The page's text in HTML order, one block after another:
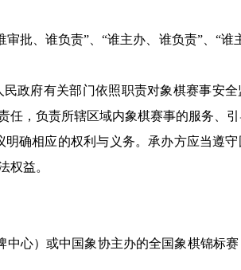
批、谁负责”、“谁主办、谁负责”、“谁
政府有关部门依照职责对象棋赛事安
，负责所辖区域内象棋赛事的服务、引
确相应的权利与义务。承办方应当遵守
权益。
心）或中国象协主办的全国象棋锦标